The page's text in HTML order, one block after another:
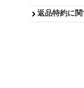
返品特約に